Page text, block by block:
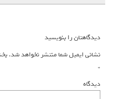
دیدگاهتان را بنویسید
نشانی ایمیل شما منتشر نخواهد شد.
*
دیدگاه